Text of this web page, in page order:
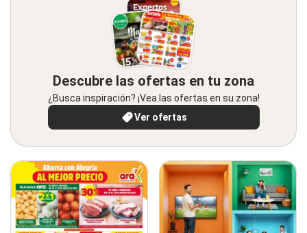
Descubre las ofertas en tu zona
¿Busca inspiración? ¡Vea las ofertas en su zona!
Ver ofertas